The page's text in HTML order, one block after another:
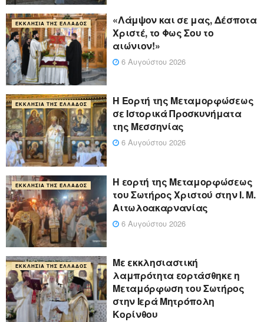
ΕΚΚΛΗΣΊΑ ΤΗΣ ΕΛΛΆΔΟΣ
«Λάμψον και σε μας, Δέσποτα
Χριστέ, το Φως Σου το
αιώνιον!»
6 Αυγούστου 2026
ΕΚΚΛΗΣΊΑ ΤΗΣ ΕΛΛΆΔΟΣ
Η Εορτή της Μεταμορφώσεως
σε Ιστορικά Προσκυνήματα
της Μεσσηνίας
6 Αυγούστου 2026
ΕΚΚΛΗΣΊΑ ΤΗΣ ΕΛΛΆΔΟΣ
Η εορτή της Μεταμορφώσεως
του Σωτήρος Χριστού στην Ι. Μ.
Αιτωλοακαρνανίας
6 Αυγούστου 2026
ΕΚΚΛΗΣΊΑ ΤΗΣ ΕΛΛΆΔΟΣ
Με εκκλησιαστική
λαμπρότητα εορτάσθηκε η
Μεταμόρφωση του Σωτήρος
στην Ιερά Μητρόπολη
Κορίνθου